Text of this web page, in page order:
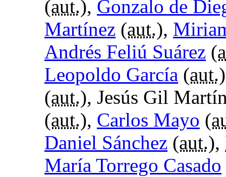
(aut.), Gonzalo de
Martínez (aut.),
Andrés Feliú Suárez (
Leopoldo García (aut.
(aut.), Jesús Gil
(aut.), Carlos Mayo (
Daniel Sánchez (aut.),
María Torrego Casado